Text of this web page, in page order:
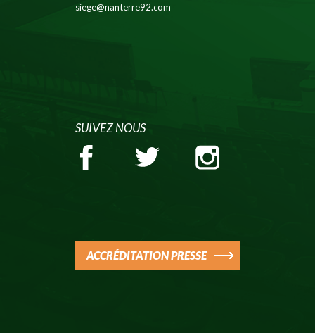
siege@nanterre92.com
SUIVEZ NOUS
ACCRÉDITATION PRESSE